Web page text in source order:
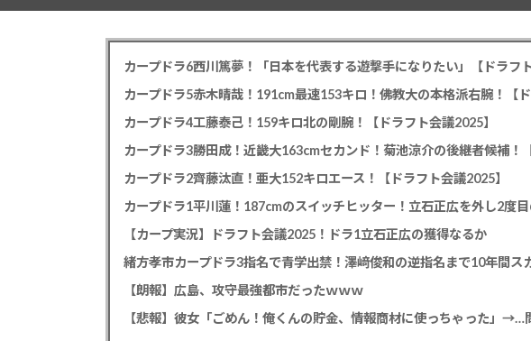
ッ
移
カープドラ6西川篤夢！「日本を代表する遊撃手になりたい」【ドラフ
カープドラ5赤木晴哉！191cm最速153キロ！佛教大の本格派右腕！【ド
カープドラ4工藤泰己！159キロ北の剛腕！【ドラフト会議2025】
カープドラ3勝田成！近畿大163cmセカンド！菊池涼介の後継者候補！
カープドラ2齊藤汰直！亜大152キロエース！【ドラフト会議2025】
【カープ実況】ドラフト会議2025！ドラ1立石正広の獲得なるか
緒方孝市カープドラ3指名で青学出禁！澤﨑俊和の逆指名まで10年間ス
【朗報】広島、攻守最強都市だったｗｗｗ